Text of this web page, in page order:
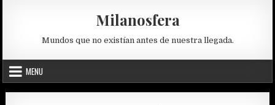
Milanosfera
Mundos que no existían antes de nuestra llegada.
MENU